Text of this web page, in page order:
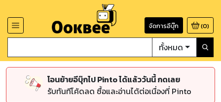
จัดการอีบุ๊ก (0)
ทั้งหมด
โอนย้ายอีบุ๊กไป Pinto ได้แล้ววันนี้ กดเลย
รับทันทีโค้ดลด ซื้อและอ่านได้ต่อเนื่องที่ Pinto